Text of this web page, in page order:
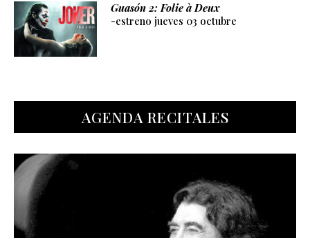
Guasón 2: Folie à Deux
-estreno jueves 03 octubre
AGENDA RECITALES